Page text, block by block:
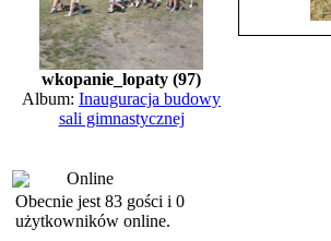
wkopanie_lopaty (97)
Album: Inauguracja budowy
sali gimnastycznej
Online
Obecnie jest 83 gości i 0
użytkowników online.